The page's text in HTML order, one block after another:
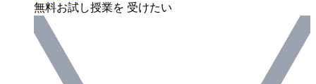
無料お試し授業を 受けたい